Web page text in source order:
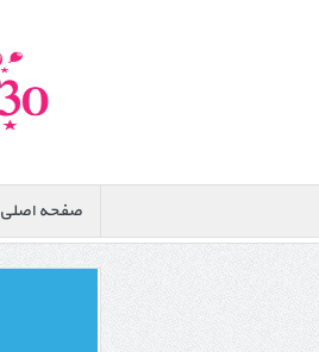
صفحه اصلی